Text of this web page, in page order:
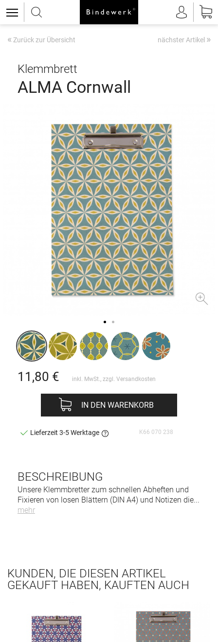
« Zurück zur Übersicht nächster Artikel »
Klemmbrett
ALMA Cornwall
BESCHREIBUNG
Unsere Klemmbretter zum schnellen Abheften und
Fixieren von losen Blättern (DIN A4) und Notizen die...
mehr
11,80 € inkl. MwSt., zzgl. Versandkosten
IN DEN WARENKORB
Lieferzeit 3-5 Werktage K66 070 238
KUNDEN, DIE DIESEN ARTIKEL
GEKAUFT HABEN, KAUFTEN AUCH